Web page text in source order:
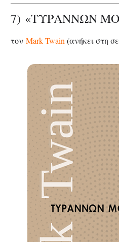
7) «ΤΥΡΑΝΝΩΝ
τον Mark Twain(ανήκει στη